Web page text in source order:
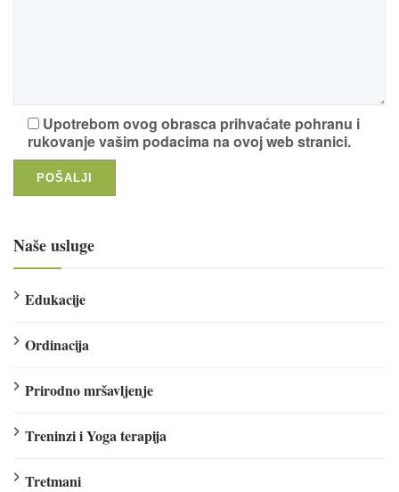
Upotrebom ovog obrasca prihvaćate pohranu i
rukovanje vašim podacima na ovoj web stranici.
Naše usluge
Edukacije
Ordinacija
Prirodno mršavljenje
Treninzi i Yoga terapija
Tretmani